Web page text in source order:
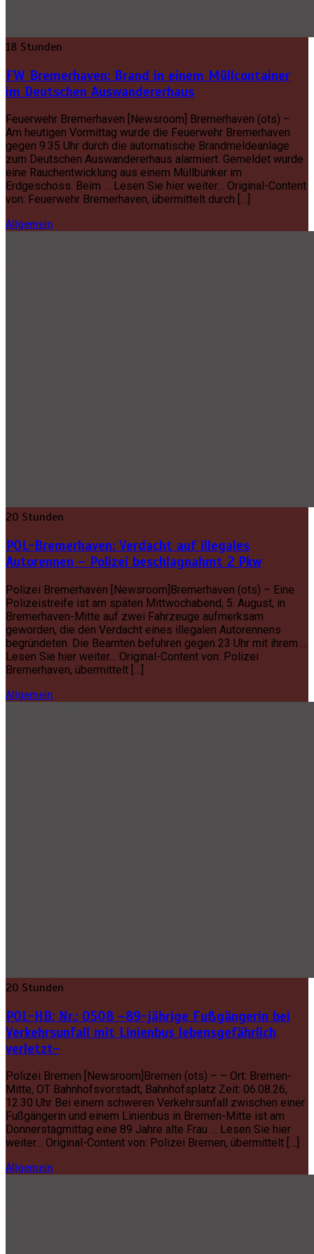
18 Stunden
FW Bremerhaven: Brand in einem Müllcontainer
im Deutschen Auswandererhaus
Feuerwehr Bremerhaven [Newsroom] Bremerhaven (ots) –
Am heutigen Vormittag wurde die Feuerwehr Bremerhaven
gegen 9:35 Uhr durch die automatische Brandmeldeanlage
zum Deutschen Auswandererhaus alarmiert. Gemeldet wurde
eine Rauchentwicklung aus einem Müllbunker im
Erdgeschoss. Beim … Lesen Sie hier weiter… Original-Content
von: Feuerwehr Bremerhaven, übermittelt durch […]
Allgemein
20 Stunden
POL-Bremerhaven: Verdacht auf illegales
Autorennen – Polizei beschlagnahmt 2 Pkw
Polizei Bremerhaven [Newsroom]Bremerhaven (ots) – Eine
Polizeistreife ist am späten Mittwochabend, 5. August, in
Bremerhaven-Mitte auf zwei Fahrzeuge aufmerksam
geworden, die den Verdacht eines illegalen Autorennens
begründeten. Die Beamten befuhren gegen 23 Uhr mit ihrem …
Lesen Sie hier weiter… Original-Content von: Polizei
Bremerhaven, übermittelt […]
Allgemein
20 Stunden
POL-HB: Nr.: 0508 –89-jährige Fußgängerin bei
Verkehrsunfall mit Linienbus lebensgefährlich
verletzt–
Polizei Bremen [Newsroom]Bremen (ots) – – Ort: Bremen-
Mitte, OT Bahnhofsvorstadt, Bahnhofsplatz Zeit: 06.08.26,
12.30 Uhr Bei einem schweren Verkehrsunfall zwischen einer
Fußgängerin und einem Linienbus in Bremen-Mitte ist am
Donnerstagmittag eine 89 Jahre alte Frau … Lesen Sie hier
weiter… Original-Content von: Polizei Bremen, übermittelt […]
Allgemein